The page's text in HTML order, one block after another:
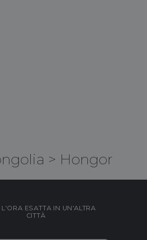
> Hongor
L'ORA ESATTA IN UN'ALTRA
CITTÀ